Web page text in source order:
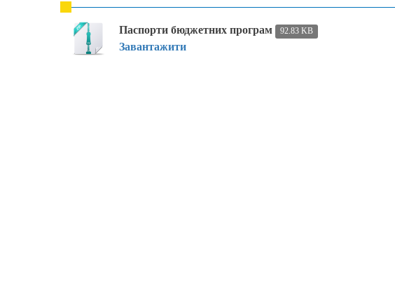
Паспорти бюджетних програм 92.83 KB
Завантажити